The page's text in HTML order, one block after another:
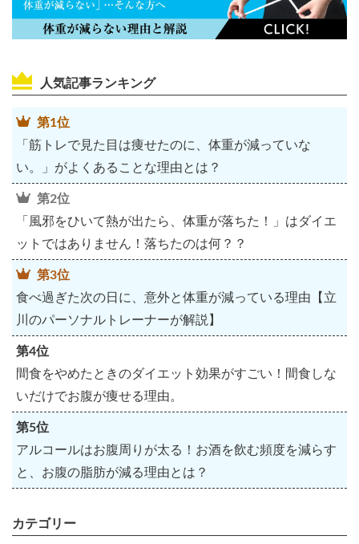
人気記事ランキング
第1位
「筋トレで見た目は痩せたのに、体重が減っていな
い。」がよくあることな理由とは？
第2位
「風邪をひいて熱が出たら、体重が落ちた！」はダイエ
ットではありません！落ちたのは何？？
第3位
食べ過ぎた次の日に、意外と体重が減っている理由【立
川のパーソナルトレーナーが解説】
第4位
間食をやめたときのダイエット効果がすごい！間食しな
いだけでお腹が痩せる理由。
第5位
アルコールはお腹周りが太る！お酒を飲む頻度を減らす
と、お腹の脂肪が減る理由とは？
カテゴリー